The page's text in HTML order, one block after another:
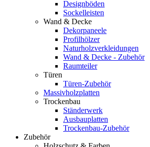
Designböden
Sockelleisten
Wand & Decke
Dekorpaneele
Profilhölzer
Naturholzverkleidungen
Wand & Decke - Zubehör
Raumteiler
Türen
Türen-Zubehör
Massivholzplatten
Trockenbau
Ständerwerk
Ausbauplatten
Trockenbau-Zubehör
Zubehör